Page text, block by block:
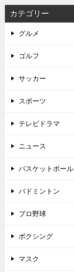
カテゴリー
グルメ
ゴルフ
サッカー
スポーツ
テレビドラマ
ニュース
バスケットボール
バドミントン
プロ野球
ボクシング
マスク